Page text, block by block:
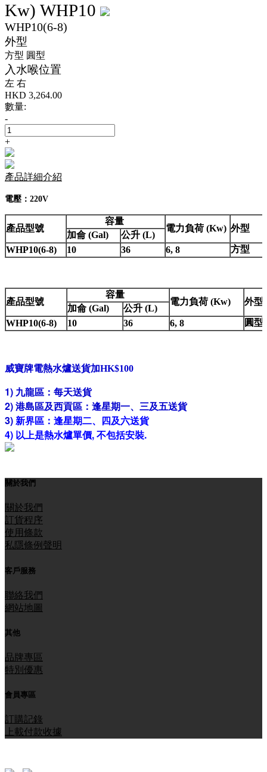
Kw) WHP10
WHP10(6-8)
外型
方型 圓型
入水喉位置
左 右
HKD 3,264.00
數量:
-
+
產品詳細介紹
電壓：220V
產品型號
容量
電力負荷 (Kw) 外型
加侖 (Gal)
公升 (L)
WHP10(6-8)
10 36 6, 8 方型
產品型號
容量
電力負荷 (Kw) 外型
加侖 (Gal)
公升 (L)
WHP10(6-8)
10 36 6, 8 圓型
威寶牌電熱水爐送貨加HK$100
1) 九龍區：每天送貨
2)港島區及西貢區 ： 逢星期一、 三及五送貨
3)新界區：逢星期二、四及六送貨
4) 以上是熱水爐單價, 不包括安裝.
關於我們
關於我們
訂貨程序
使用條款
私隱條例聲明
客戶服務
聯絡我們
網站地圖
其他
品牌專區
特別優惠
會員專區
訂購記錄
上載付款收據